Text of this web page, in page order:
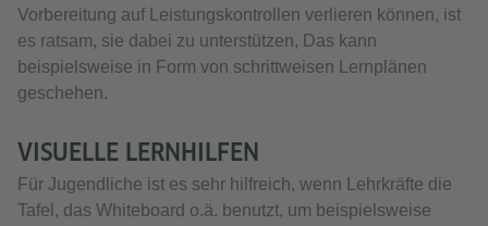
Vorbereitung auf Leistungskontrollen verlieren können, ist
es ratsam, sie dabei zu unterstützen, Das kann
beispielsweise in Form von schrittweisen Lernplänen
geschehen.
VISUELLE LERNHILFEN
Für Jugendliche ist es sehr hilfreich, wenn Lehrkräfte die
Tafel, das Whiteboard o.ä. benutzt, um beispielsweise